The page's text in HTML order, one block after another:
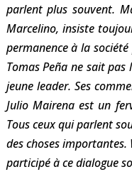
parlent plus souvent.
Marcelino, insiste
permanence à la
Tomas Peña ne sait
jeune leader. Ses
Julio Mairena est un
Tous ceux qui parlent
des choses
participé à ce dialogue